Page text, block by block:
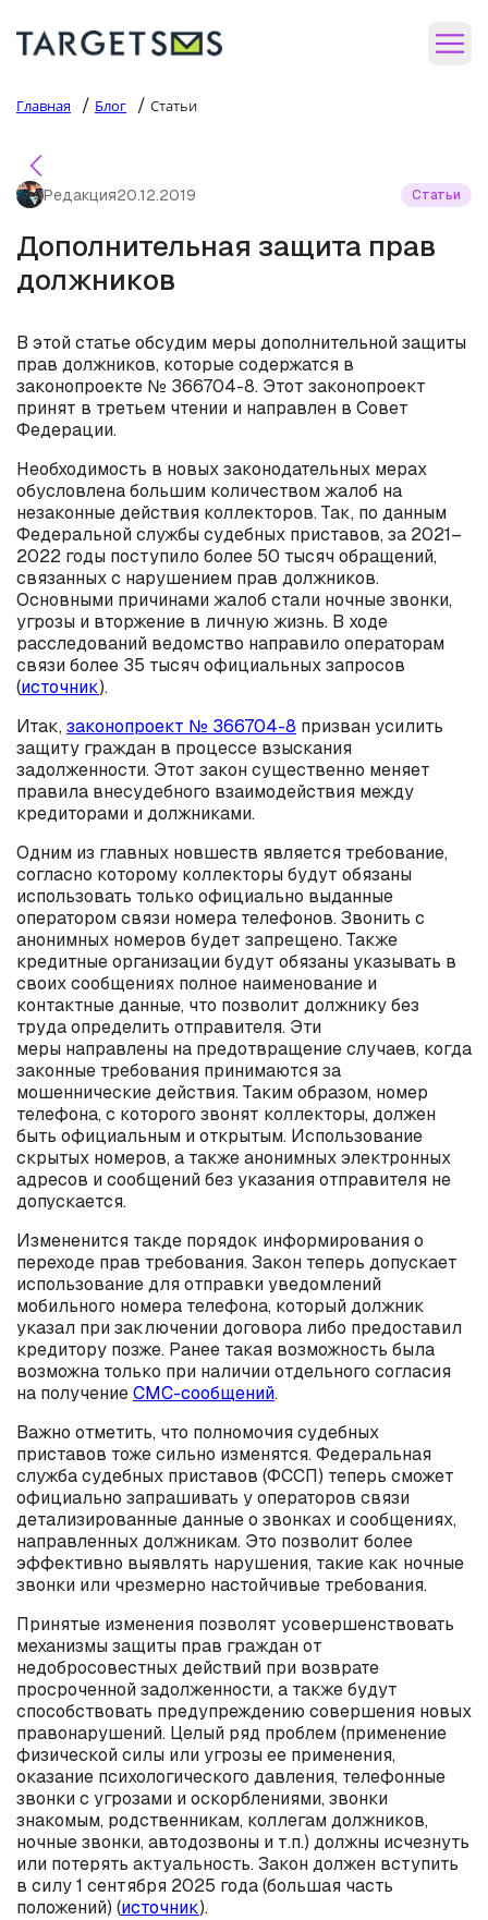
Главная / Блог / Статьи
Редакция20.12.2019 Статьи
Дополнительная защита прав
должников
В этой статье обсудим меры дополнительной защиты
прав должников, которые содержатся в
законопроекте № 366704-8. Этот законопроект
принят в третьем чтении и направлен в Совет
Федерации.
Необходимость в новых законодательных мерах
обусловлена большим количеством жалоб на
незаконные действия коллекторов. Так, по данным
Федеральной службы судебных приставов, за 2021–
2022 годы поступило более 50 тысяч обращений,
связанных с нарушением прав должников.
Основными причинами жалоб стали ночные звонки,
угрозы и вторжение в личную жизнь. В ходе
расследований ведомство направило операторам
связи более 35 тысяч официальных запросов
(источник).
Итак, законопроект № 366704-8 призван усилить
защиту граждан в процессе взыскания
задолженности. Этот закон существенно меняет
правила внесудебного взаимодействия между
кредиторами и должниками.
Одним из главных новшеств является требование,
согласно которому коллекторы будут обязаны
использовать только официально выданные
оператором связи номера телефонов. Звонить с
анонимных номеров будет запрещено. Также
кредитные организации будут обязаны указывать в
своих сообщениях полное наименование и
контактные данные, что позволит должнику без
труда определить отправителя. Эти
меры направлены на предотвращение случаев, когда
законные требования принимаются за
мошеннические действия. Таким образом, номер
телефона, с которого звонят коллекторы, должен
быть официальным и открытым. Использование
скрытых номеров, а также анонимных электронных
адресов и сообщений без указания отправителя не
допускается.
Измененится такде порядок информирования о
переходе прав требования. Закон теперь допускает
использование для отправки уведомлений
мобильного номера телефона, который должник
указал при заключении договора либо предоставил
кредитору позже. Ранее такая возможность была
возможна только при наличии отдельного согласия
на получениеСМС-сообщений.
Важно отметить, что полномочия судебных
приставов тоже сильно изменятся. Федеральная
служба судебных приставов (ФССП) теперь сможет
официально запрашивать у операторов связи
детализированные данные о звонках и сообщениях,
направленных должникам. Это позволит более
эффективно выявлять нарушения, такие как ночные
звонки или чрезмерно настойчивые требования.
Принятые изменения позволят усовершенствовать
механизмы защиты прав граждан от
недобросовестных действий при возврате
просроченной задолженности, а также будут
способствовать предупреждению совершения новых
правонарушений. Целый ряд проблем (применение
физической силы или угрозы ее применения,
оказание психологического давления, телефонные
звонки с угрозами и оскорблениями, звонки
знакомым, родственникам, коллегам должников,
ночные звонки, автодозвоны и т.п.) должны исчезнуть
или потерять актуальность. Закон должен вступить
в силу 1 сентября 2025 года (большая часть
положений) (источник).